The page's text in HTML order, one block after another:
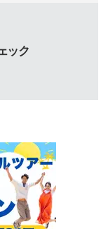
ック